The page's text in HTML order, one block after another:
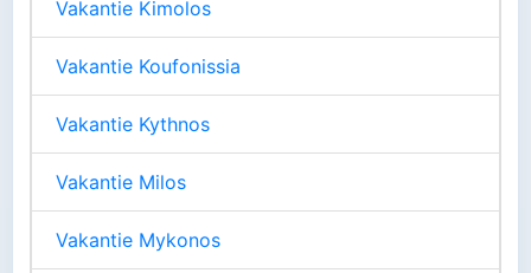
Vakantie Kimolos
Vakantie Koufonissia
Vakantie Kythnos
Vakantie Milos
Vakantie Mykonos